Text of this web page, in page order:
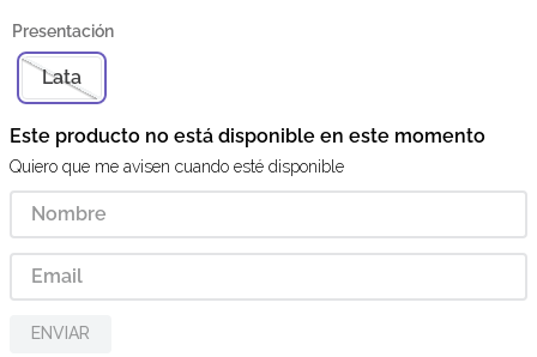
Lata
Este producto no está disponible en este momento
Quiero que me avisen cuando esté disponible
ENVIAR